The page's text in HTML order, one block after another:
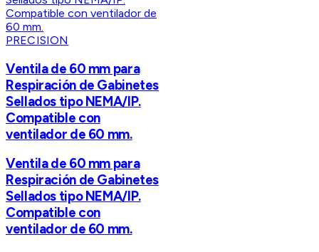
PRECISION
Ventila de 60 mm para
Respiración de Gabinetes
Sellados tipo NEMA/IP.
Compatible con
ventilador de 60 mm.
Ventila de 60 mm para
Respiración de Gabinetes
Sellados tipo NEMA/IP.
Compatible con
ventilador de 60 mm.